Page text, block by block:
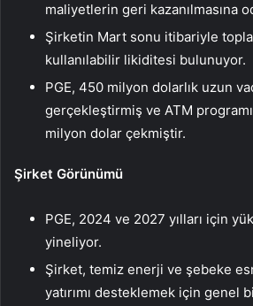
maliyetlerin geri kazanılmasına
Şirketin Mart sonu itibariyle
kullanılabilir likiditesi bulunuyor.
PGE, 450 milyon dolarlık uzun
gerçekleştirmiş ve ATM
milyon dolar çekmiştir.
Şirket Görünümü
PGE, 2024 ve 2027 yılları için
yineliyor.
Şirket, temiz enerji ve şebeke
yatırımı desteklemek için genel